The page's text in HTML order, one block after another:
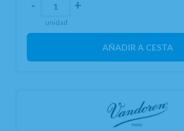
- +
unidad
AÑADIR A CESTA